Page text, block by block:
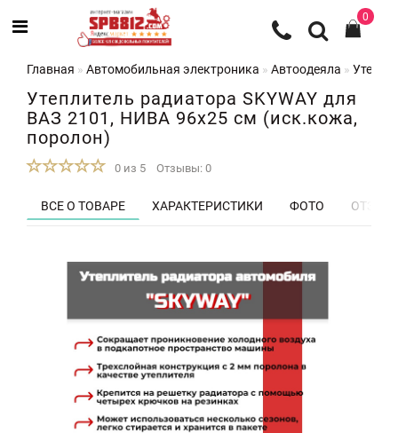
0
Главная Автомобильная электроника Автоодеяла
Утеплитель радиатора SKYWAY для
ВАЗ 2101, НИВА 96х25 см (иск.кожа,
поролон)
0 из 5 Отзывы: 0
ВСЕ О ТОВАРЕ ХАРАКТЕРИСТИКИ ФОТО